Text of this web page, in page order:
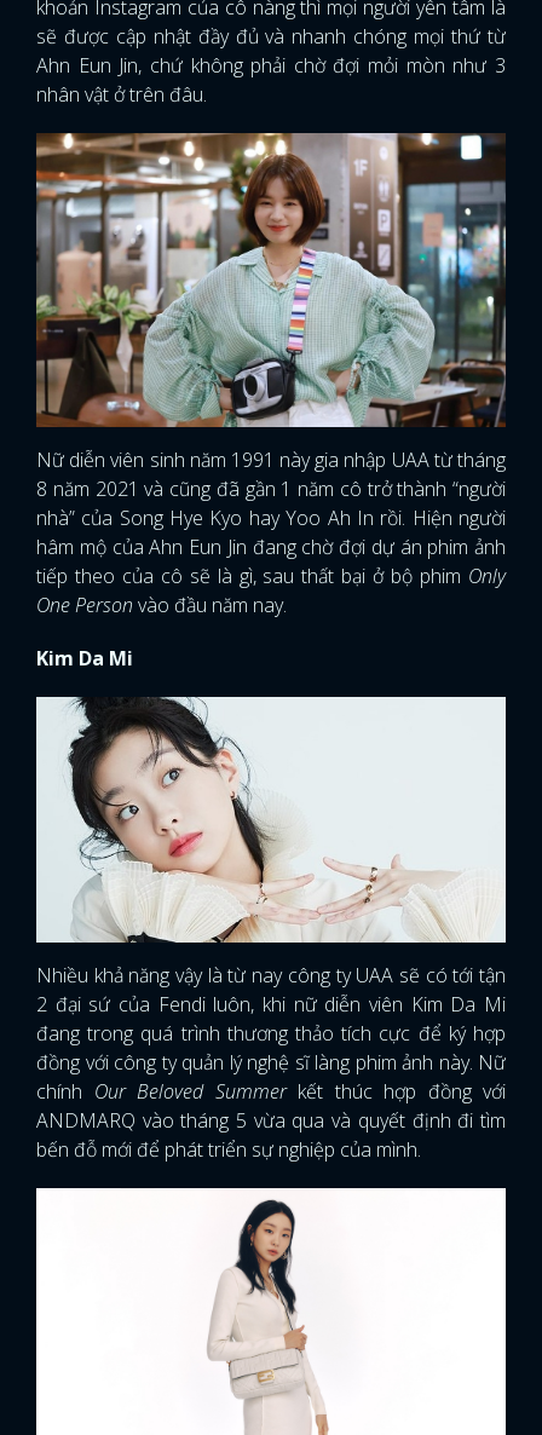
khoản Instagram của cô nàng thì mọi người yên tâm là
sẽ được cập nhật đầy đủ và nhanh chóng mọi thứ từ
Ahn Eun Jin, chứ không phải chờ đợi mỏi mòn như 3
nhân vật ở trên đâu.
Nữ diễn viên sinh năm 1991 này gia nhập UAA từ tháng
8 năm 2021 và cũng đã gần 1 năm cô trở thành “người
nhà” của Song Hye Kyo hay Yoo Ah In rồi. Hiện người
hâm mộ của Ahn Eun Jin đang chờ đợi dự án phim ảnh
tiếp theo của cô sẽ là gì, sau thất bại ở bộ phim Only
One Person vào đầu năm nay.
Kim Da Mi
Nhiều khả năng vậy là từ nay công ty UAA sẽ có tới tận
2 đại sứ của Fendi luôn, khi nữ diễn viên Kim Da Mi
đang trong quá trình thương thảo tích cực để ký hợp
đồng với công ty quản lý nghệ sĩ làng phim ảnh này. Nữ
chính Our Beloved Summerkết thúc hợp đồng với
ANDMARQ vào tháng 5 vừa qua và quyết định đi tìm
bến đỗ mới để phát triển sự nghiệp của mình.